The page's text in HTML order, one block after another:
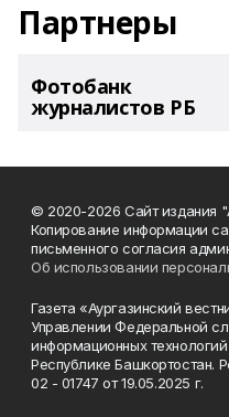
Партнеры
Фотобанк
журналистов РБ
© 2020-2026 Сайт издания
Копирование информации
письменного согласия
Об использовании
Газета «Аургазинский
Управлении Федеральной
информационных
Республике Башкортостан.
02 - 01747 от 19.05.2025 г.